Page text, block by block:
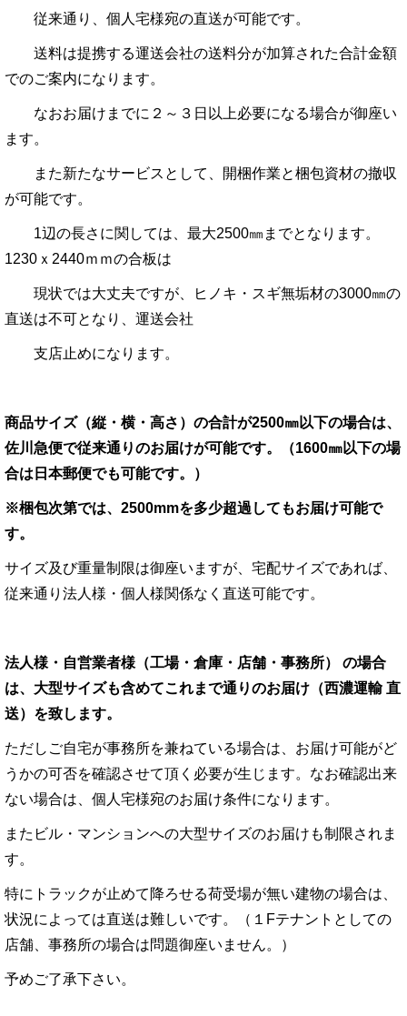
従来通り、個人宅様宛の直送が可能です。
送料は提携する運送会社の送料分が加算された合計金額
でのご案内になります。
なおお届けまでに２～３日以上必要になる場合が御座い
ます。
また新たなサービスとして、開梱作業と梱包資材の撤収
が可能です。
1辺の長さに関しては、最大2500㎜までとなります。
1230ｘ2440ｍｍの合板は
現状では大丈夫ですが、ヒノキ・スギ無垢材の3000㎜の
直送は不可となり、運送会社
支店止めになります。
商品サイズ（縦・横・高さ）の合計が2500㎜以下の場合は、
佐川急便で従来通りのお届けが可能です。（1600㎜以下の場
合は日本郵便でも可能です。）
※梱包次第では、2500mmを多少超過してもお届け可能で
す。
サイズ及び重量制限は御座いますが、宅配サイズであれば、
従来通り法人様・個人様関係なく直送可能です。
法人様・自営業者様（工場・倉庫・店舗・事務所） の場合
は、大型サイズも含めてこれまで通りのお届け（西濃運輸 直
送） を致します。
ただしご自宅が事務所を兼ねている場合は、お届け可能がど
うかの可否を確認させて頂く必要が生じます。なお確認出来
ない場合は、個人宅様宛のお届け条件になります。
またビル・マンションへの大型サイズのお届けも制限されま
す。
特にトラックが止めて降ろせる荷受場が無い建物の場合は、
状況によっては直送は難しいです。（１Fテナントとしての
店舗、事務所の場合は問題御座いません。）
予めご了承下さい。